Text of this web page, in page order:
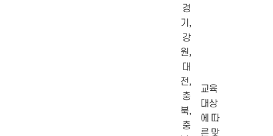
경
기,
강
원,
대
전,
충
북,
충
교육
대상
에 따
른 맞